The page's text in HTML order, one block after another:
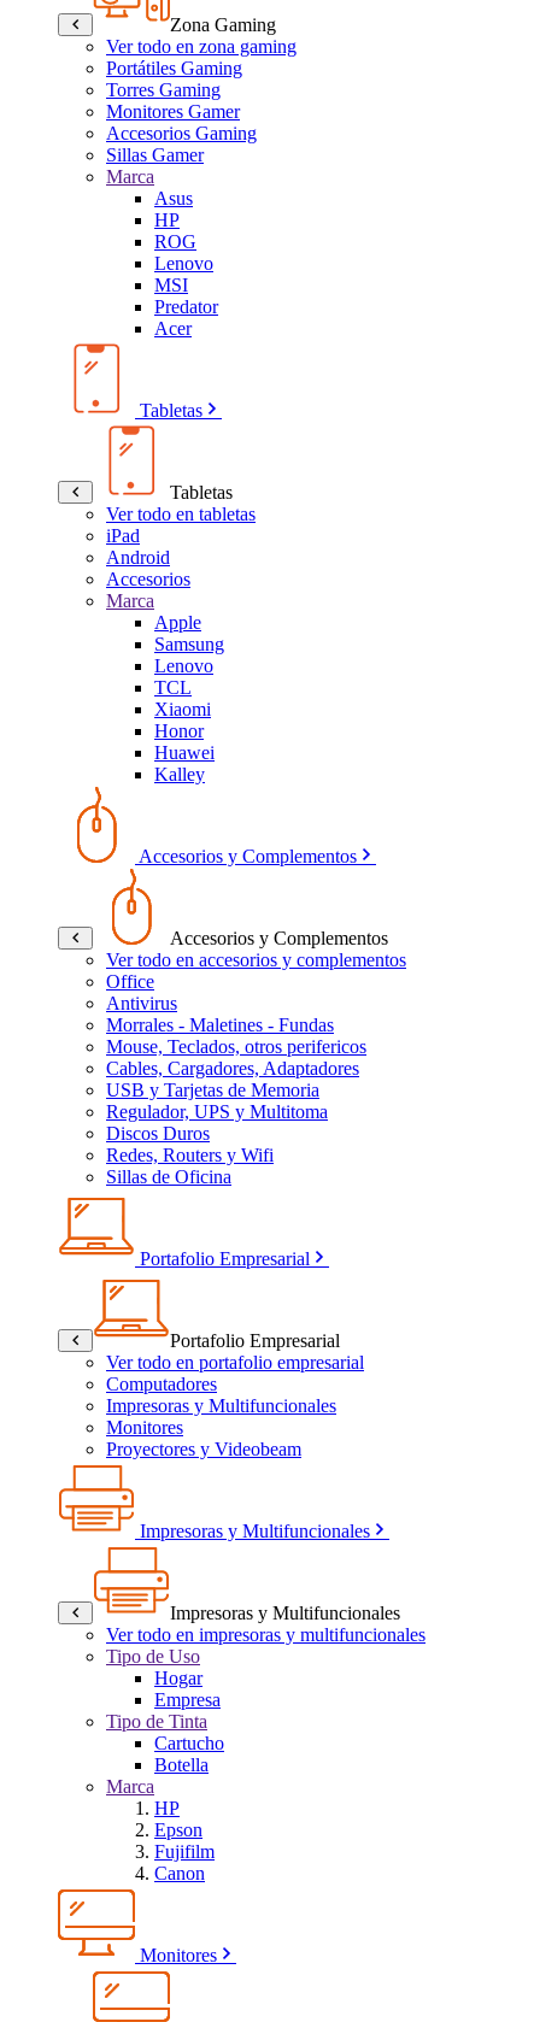
Zona Gaming
Ver todo en zona gaming
Portátiles Gaming
Torres Gaming
Monitores Gamer
Accesorios Gaming
Sillas Gamer
Marca
Asus
HP
ROG
Lenovo
MSI
Predator
Acer
Tabletas
Tabletas
Ver todo en tabletas
iPad
Android
Accesorios
Marca
Apple
Samsung
Lenovo
TCL
Xiaomi
Honor
Huawei
Kalley
Accesorios y Complementos
Accesorios y Complementos
Ver todo en accesorios y complementos
Office
Antivirus
Morrales - Maletines - Fundas
Mouse, Teclados, otros perifericos
Cables, Cargadores, Adaptadores
USB y Tarjetas de Memoria
Regulador, UPS y Multitoma
Discos Duros
Redes, Routers y Wifi
Sillas de Oficina
Portafolio Empresarial
Portafolio Empresarial
Ver todo en portafolio empresarial
Computadores
Impresoras y Multifuncionales
Monitores
Proyectores y Videobeam
Impresoras y Multifuncionales
Impresoras y Multifuncionales
Ver todo en impresoras y multifuncionales
Tipo de Uso
Hogar
Empresa
Tipo de Tinta
Cartucho
Botella
Marca
HP
Epson
Fujifilm
Canon
Monitores